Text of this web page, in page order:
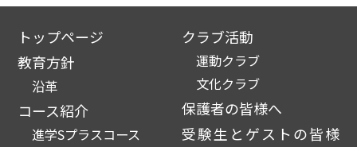
トップページ
教育方針
沿革
コース紹介
進学Sプラスコース
クラブ活動
運動クラブ
文化クラブ
保護者の皆様へ
受験生とゲストの皆様